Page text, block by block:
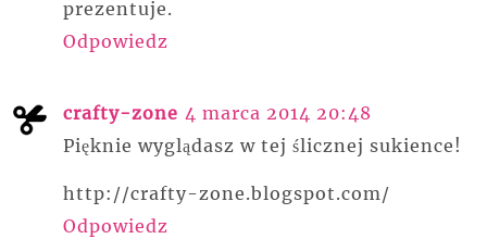
prezentuje.
Odpowiedz
crafty-zone 4 marca 2014 20:48
Pięknie wyglądasz w tej ślicznej sukience!
http://crafty-zone.blogspot.com/
Odpowiedz